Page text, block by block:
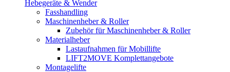
Hebegeräte & Wender
Fasshandling
Maschinenheber & Roller
Zubehör für Maschinenheber & Roller
Materialheber
Lastaufnahmen für Mobillifte
LIFT2MOVE Komplettangebote
Montagelifte